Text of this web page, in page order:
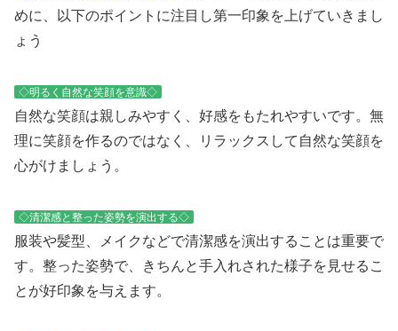
めに、以下のポイントに注目し第一印象を上げていきまし
ょう
◇明るく自然な笑顔を意識◇
自然な笑顔は親しみやすく、好感をもたれやすいです。無
理に笑顔を作るのではなく、リラックスして自然な笑顔を
心がけましょう。
◇清潔感と整った姿勢を演出する◇
服装や髪型、メイクなどで清潔感を演出することは重要で
す。整った姿勢で、きちんと手入れされた様子を見せるこ
とが好印象を与えます。